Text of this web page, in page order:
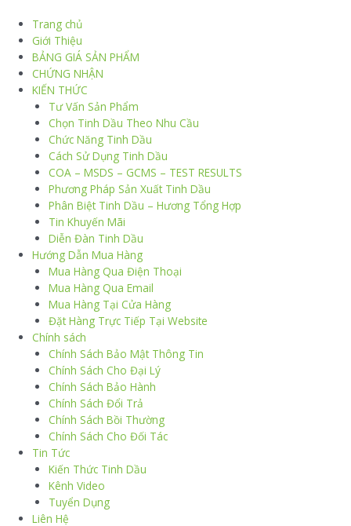
Trang chủ
Giới Thiệu
BẢNG GIÁ SẢN PHẨM
CHỨNG NHẬN
KIẾN THỨC
Tư Vấn Sản Phẩm
Chọn Tinh Dầu Theo Nhu Cầu
Chức Năng Tinh Dầu
Cách Sử Dụng Tinh Dầu
COA – MSDS – GCMS – TEST RESULTS
Phương Pháp Sản Xuất Tinh Dầu
Phân Biệt Tinh Dầu – Hương Tổng Hợp
Tin Khuyến Mãi
Diễn Đàn Tinh Dầu
Hướng Dẫn Mua Hàng
Mua Hàng Qua Điện Thoại
Mua Hàng Qua Email
Mua Hàng Tại Cửa Hàng
Đặt Hàng Trực Tiếp Tại Website
Chính sách
Chính Sách Bảo Mật Thông Tin
Chính Sách Cho Đại Lý
Chính Sách Bảo Hành
Chính Sách Đổi Trả
Chính Sách Bồi Thường
Chính Sách Cho Đối Tác
Tin Tức
Kiến Thức Tinh Dầu
Kênh Video
Tuyển Dụng
Liên Hệ